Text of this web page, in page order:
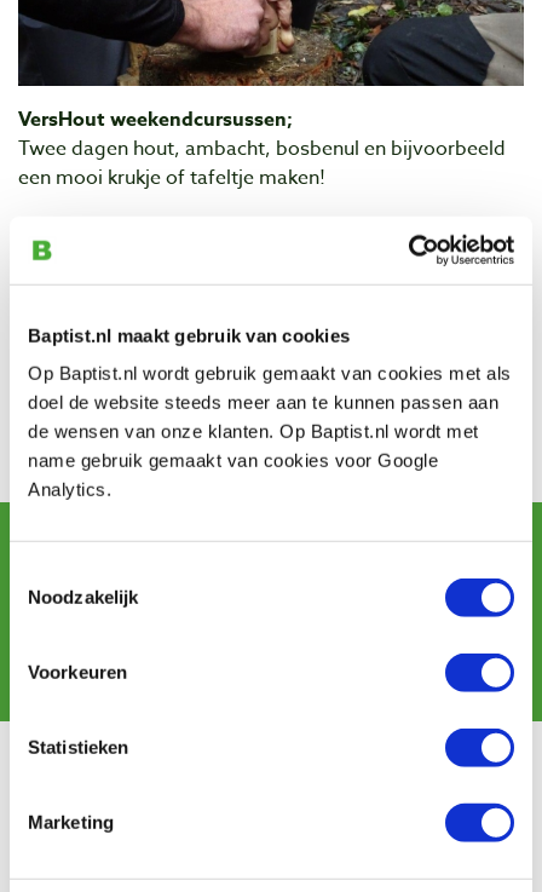
Baptist.nl maakt gebruik van cookies
Op Baptist.nl wordt gebruik gemaakt van cookies met als
doel de website steeds meer aan te kunnen passen aan
de wensen van onze klanten. Op Baptist.nl wordt met
name gebruik gemaakt van cookies voor Google
Analytics.
Noodzakelijk
Voorkeuren
Statistieken
Marketing
VersHout weekendcursussen;
Twee dagen hout, ambacht, bosbenul en bijvoorbeeld
een mooi krukje of tafeltje maken!
25 en 26 juni
Locatie:Midgaard, Stopsdijk 2 te Almen.
Investering:
€ 155,- inclusief lunch.
Contact
Telefoon: 06-40885056
Website VersHout
Schrijf u in voor de maandelijkse nieuwsbrief
Bestellen & levering
Retourneren